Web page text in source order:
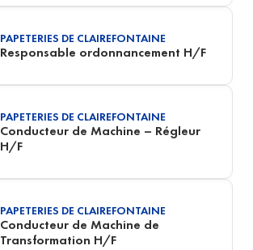
PAPETERIES DE CLAIREFONTAINE
Responsable ordonnancement H/F
PAPETERIES DE CLAIREFONTAINE
Conducteur de Machine – Régleur
H/F
PAPETERIES DE CLAIREFONTAINE
Conducteur de Machine de
Transformation H/F